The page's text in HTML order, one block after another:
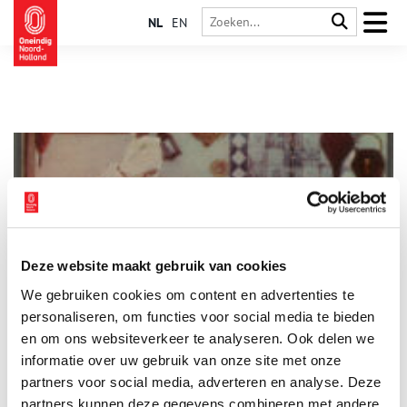
Deze website maakt gebruik van cookies
We gebruiken cookies om content en advertenties te
personaliseren, om functies voor social media te bieden
en om ons websiteverkeer te analyseren. Ook delen we
informatie over uw gebruik van onze site met onze
partners voor social media, adverteren en analyse. Deze
partners kunnen deze gegevens combineren met andere
NL EN
In de collectie van de Provinciale Atlas Noord-Holland
bevinden zich honderden prentbriefkaarten, tekeningen en
foto’s van mensen in klederdracht. Als je goed kijkt, zie je dat
de vrouw altijd druk bezig is: met het eten bereiden, de
kinderen verzorgen, de dieren eten geven, het huishouden
doen of met kleding maken. Opvallend is dat op veel huiselijke
tafereeltjes de vrouwen en de meisjes aan het breien zijn.